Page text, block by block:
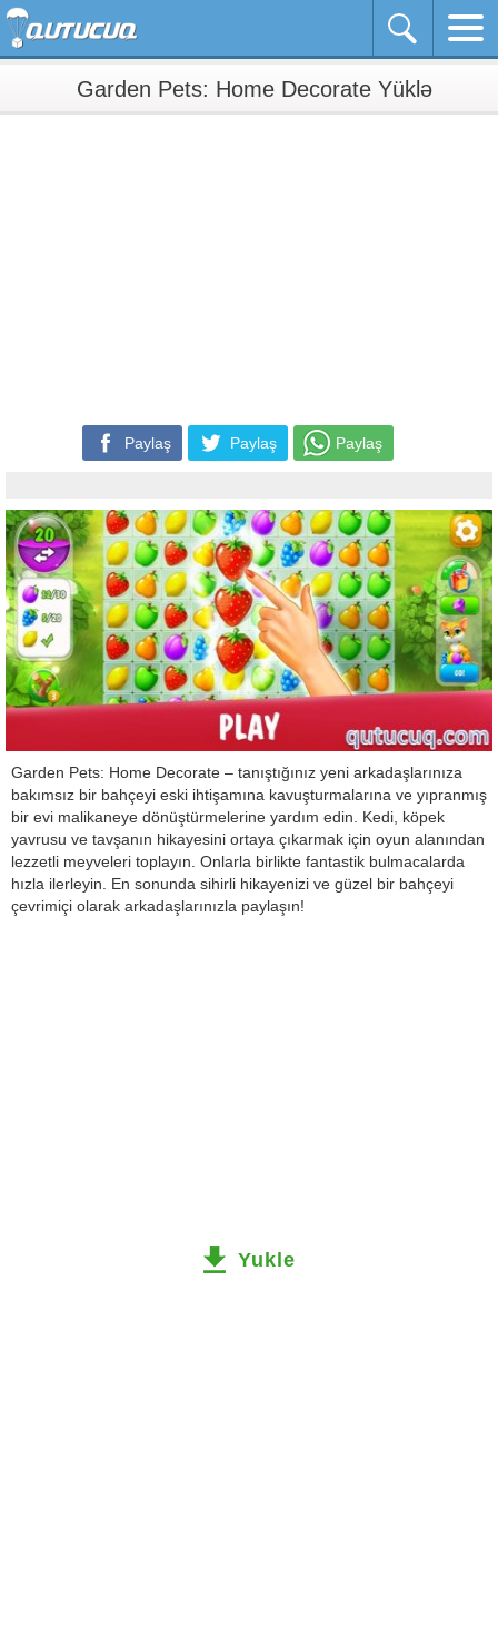
Garden Pets: Home Decorate Yüklə
Paylaş Paylaş Paylaş
Garden Pets: Home Decorate – tanıştığınız yeni arkadaşlarınıza
bakımsız bir bahçeyi eski ihtişamına kavuşturmalarına ve yıpranmış
bir evi malikaneye dönüştürmelerine yardım edin. Kedi, köpek
yavrusu ve tavşanın hikayesini ortaya çıkarmak için oyun alanından
lezzetli meyveleri toplayın. Onlarla birlikte fantastik bulmacalarda
hızla ilerleyin. En sonunda sihirli hikayenizi ve güzel bir bahçeyi
çevrimiçi olarak arkadaşlarınızla paylaşın!
Yukle